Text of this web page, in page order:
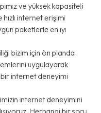
ve yüksek kapasiteli
internet erişimi
paketlerle en iyi
bizim için ön planda
uygulayarak
internet deneyimi
internet deneyimini
Herhangi bir soru,